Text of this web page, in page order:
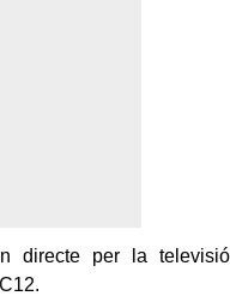
directe per la televisió